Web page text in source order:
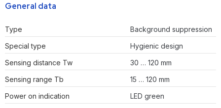
General data
Type
Background suppression
Special type
Hygienic design
Sensing distance Tw
30 … 120 mm
Sensing range Tb
15 … 120 mm
Power on indication
LED green